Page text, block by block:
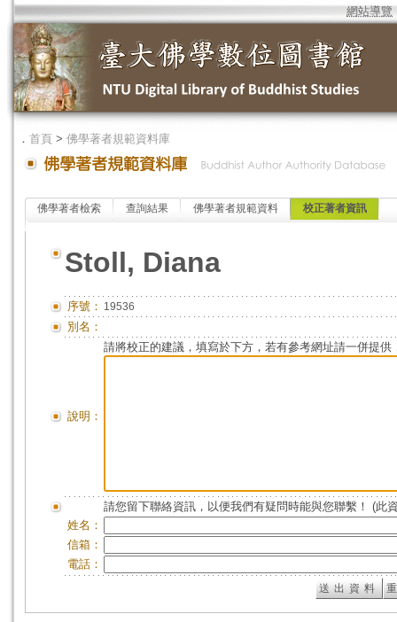
網站導覽
． 首頁 > 佛學著者規範資料庫
佛學著者檢索 查詢結果 佛學著者規範資料 校正著者資訊
Stoll, Diana
序號： 19536
別名：
說明：
請將校正的建議，填寫於下方，若有參考網址請一併提供
請您留下聯絡資訊，以便我們有疑問時能與您聯繫！ (此
姓名：
信箱：
電話：